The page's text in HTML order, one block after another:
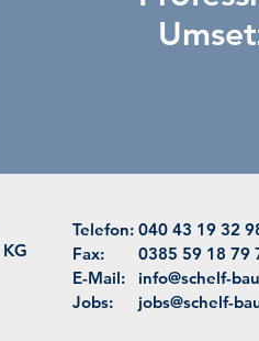
Telefon:
Fax:
E-Mail:
Jobs:
040 43 19 32
0385 59 18 79
info@schelf-
jobs@schelf-